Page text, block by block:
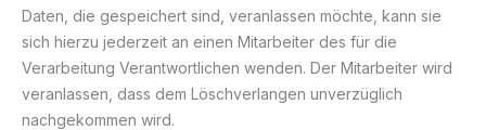
Daten, die gespeichert sind, veranlassen möchte, kann sie
sich hierzu jederzeit an einen Mitarbeiter des für die
Verarbeitung Verantwortlichen wenden. Der Mitarbeiter wird
veranlassen, dass dem Löschverlangen unverzüglich
nachgekommen wird.